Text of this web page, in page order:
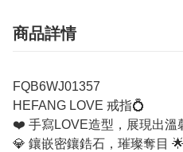
商品詳情
FQB6WJ01357
HEFANG LOVE 戒指💍
❤️ 手寫LOVE造型，展現出溫
💎 鑲嵌密鑲鋯石，璀璨奪目 🌟